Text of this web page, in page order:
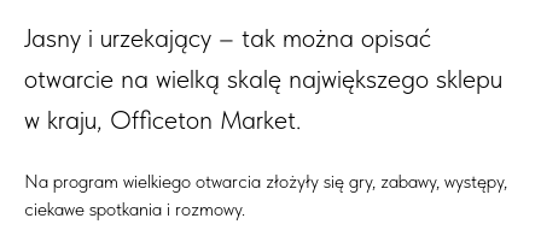
Jasny i urzekający – tak można opisać
otwarcie na wielką skalę największego sklepu
w kraju, Officeton Market.
Na program wielkiego otwarcia złożyły się gry, zabawy, występy,
ciekawe spotkania i rozmowy.